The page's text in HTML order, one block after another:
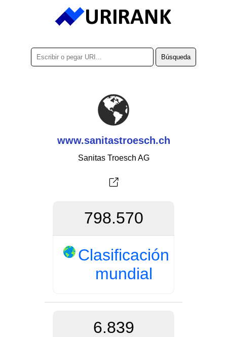
www.sanitastroesch.ch
Sanitas Troesch AG
798.570
Clasificación
mundial
6.839